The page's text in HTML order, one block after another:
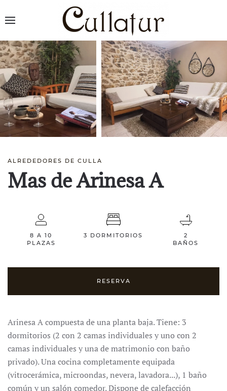
ALREDEDORES DE CULLA
Mas de Arinesa A
8 A 10
PLAZAS
3 DORMITORIOS
2
BAÑOS
RESERVA
Arinesa A compuesta de una planta baja. Tiene: 3
dormitorios (2 con 2 camas individuales y uno con 2
camas individuales y una de matrimonio con baño
privado). Una cocina completamente equipada
(vitrocerámica, microondas, nevera, lavadora...), 1 baño
común y un salón comedor. Dispone de calefacción